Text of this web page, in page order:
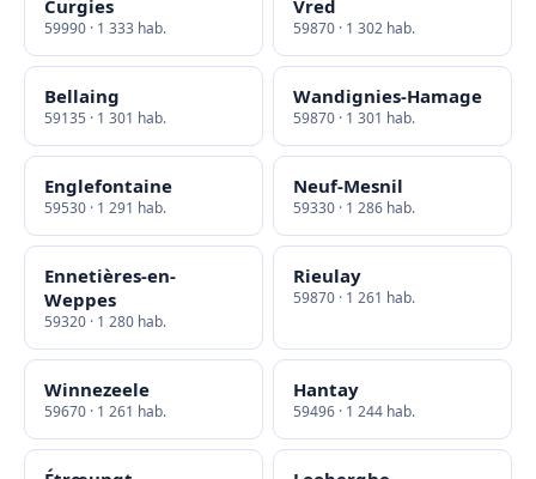
Curgies
59990 · 1 333 hab.
Vred
59870 · 1 302 hab.
Bellaing
59135 · 1 301 hab.
Wandignies-Hamage
59870 · 1 301 hab.
Englefontaine
59530 · 1 291 hab.
Neuf-Mesnil
59330 · 1 286 hab.
Ennetières-en-
Weppes
59320 · 1 280 hab.
Rieulay
59870 · 1 261 hab.
Winnezeele
59670 · 1 261 hab.
Hantay
59496 · 1 244 hab.